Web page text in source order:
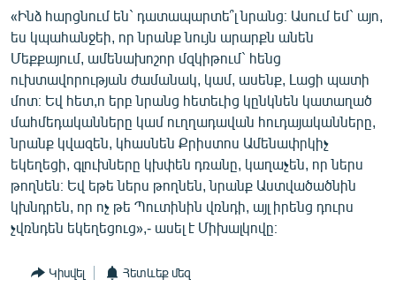
«Ինձ հարցնում են` դատապարտե՞լ նրանց։ Ասում եմ` այո,
ես կպահանջեի, որ նրանք նույն արարքն անեն
Մեքքայում, ամենախոշոր մզկիթում` հենց
ուխտավորության ժամանակ, կամ, ասենք, Լացի պատի
մոտ։ Եվ հետ,ո երբ նրանց հետեւից կընկնեն կատաղած
մահմեդականները կամ ուղղադավան հուդայականները,
նրանք կվազեն, կհասնեն Քրիստոս Ամենափրկիչ
եկեղեցի, գլուխները կխփեն դռանը, կաղաչեն, որ ներս
թողնեն։ Եվ եթե ներս թողնեն, նրանք Աստվածածնին
կխնդրեն, որ ոչ թե Պուտինին վռնդի, այլ իրենց դուրս
չվռնդեն եկեղեցուց»,- ասել է Միխալկովը։
Կիսվել Հետևեք մեզ